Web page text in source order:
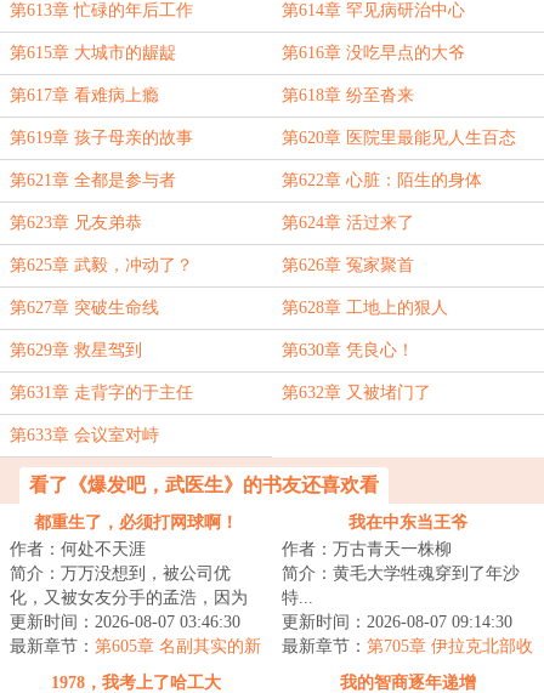
第613章 忙碌的年后工作 第614章 罕见病研治中心
第615章 大城市的龌龊 第616章 没吃早点的大爷
第617章 看难病上瘾 第618章 纷至沓来
第619章 孩子母亲的故事 第620章 医院里最能见人生百态
第621章 全都是参与者 第622章 心脏：陌生的身体
第623章 兄友弟恭 第624章 活过来了
第625章 武毅，冲动了？ 第626章 冤家聚首
第627章 突破生命线 第628章 工地上的狠人
第629章 救星驾到 第630章 凭良心！
第631章 走背字的于主任 第632章 又被堵门了
第633章 会议室对峙
看了《爆发吧，武医生》的书友还喜欢看
都重生了，必须打网球啊！
作者：何处不天涯
简介：万万没想到，被公司优
化，又被女友分手的孟浩，因为
和别人切磋了一场网球赛重生
了，一觉醒来发现自...
更新时间：2026-08-07 03:46:30
最新章节： 第605章 名副其实的新
我在中东当王爷
作者：万古青天一株柳
简介：黄毛大学牲魂穿到了年沙
特...
更新时间：2026-08-07 09:14:30
最新章节： 第705章 伊拉克北部收
1978，我考上了哈工大
我的智商逐年递增